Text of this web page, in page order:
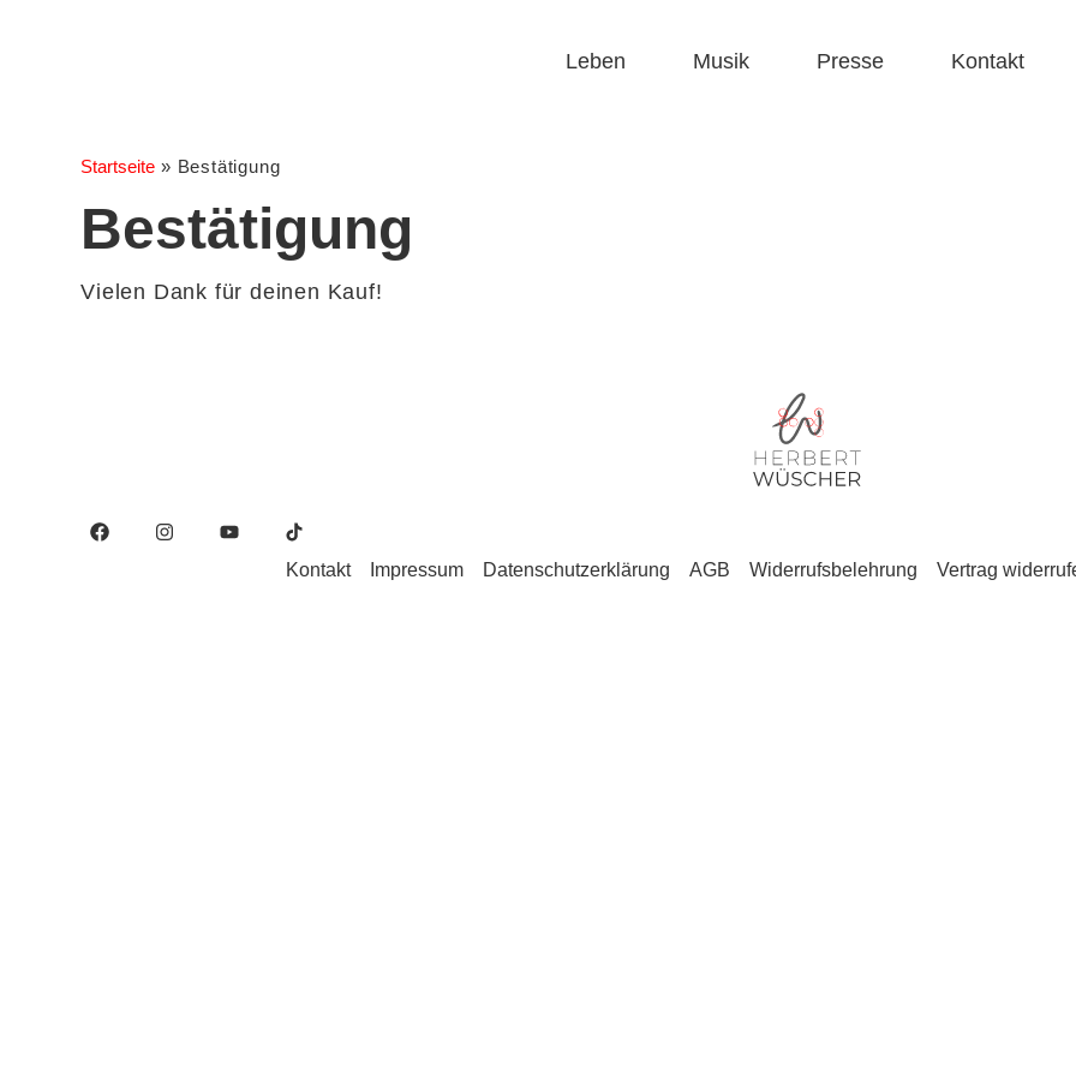
Leben Musik Presse Kontakt
Startseite » Bestätigung
Bestätigung
Vielen Dank für deinen Kauf!
Kontakt Impressum Datenschutzerklärung AGB Widerrufsbelehrung Vertrag